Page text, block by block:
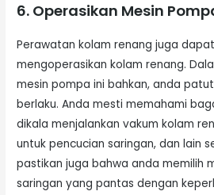
6. Operasikan Mesin
Perawatan kolam renang juga
mengoperasikan kolam renang.
mesin pompa ini bahkan, anda
berlaku. Anda mesti memahami
dikala menjalankan vakum kolam
untuk pencucian saringan, dan lain
pastikan juga bahwa anda memilih
saringan yang pantas dengan